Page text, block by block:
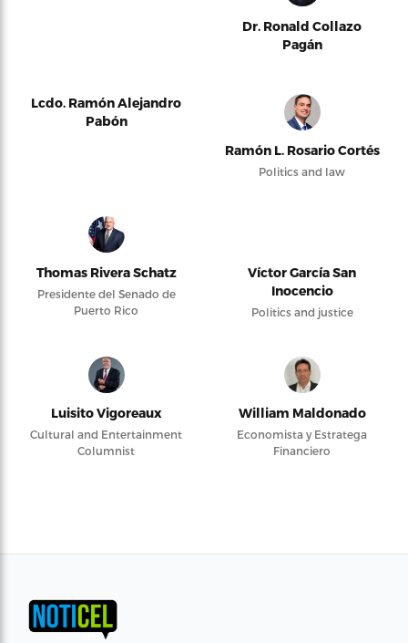
Dr. Ronald Collazo
Pagán
Lcdo. Ramón Alejandro
Pabón
Ramón L. Rosario Cortés
Politics and law
Thomas Rivera Schatz
Presidente del Senado de
Puerto Rico
Víctor García San
Inocencio
Politics and justice
Luisito Vigoreaux
Cultural and Entertainment
Columnist
William Maldonado
Economista y Estratega
Financiero